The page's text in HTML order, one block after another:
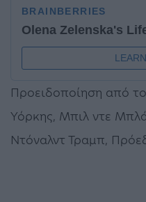
Προειδοποίηση από
Υόρκης, Μπιλ ντε
Ντόναλντ Τραμπ,